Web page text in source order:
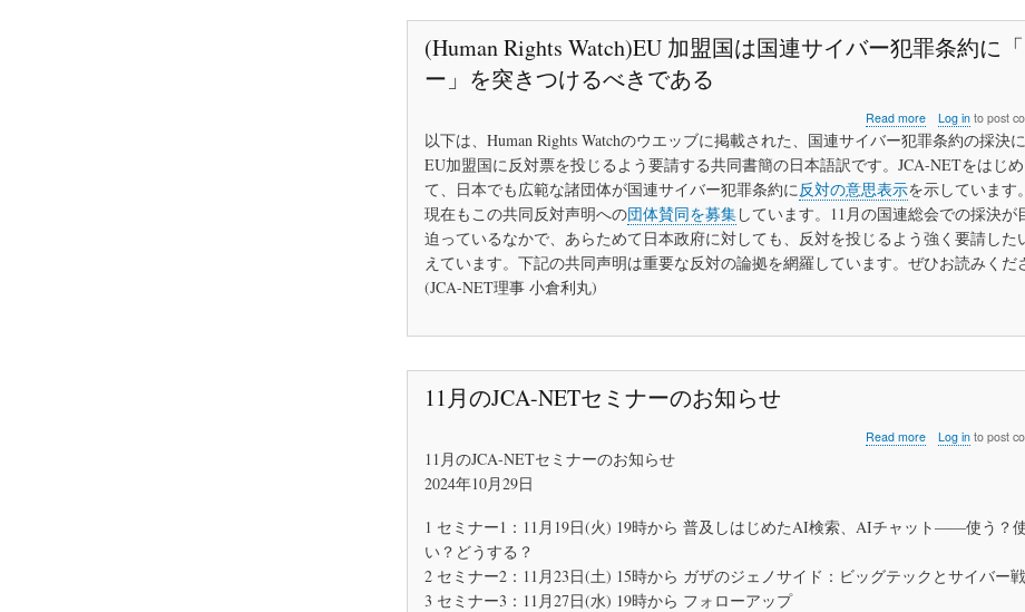
署
名
に
参
加
し
て
く
だ
さ
い
(Human Rights Watch)EU 加盟国は国連サイバー犯罪条約に
ー」を突きつけるべきである
Read more about
(Human
Rights
Watch)EU
加
盟
国
は
国
約
突
つ
け
Log in to post
以下は、Human Rights Watchのウエッブに掲載された、国連サイバー犯罪条約の採決
EU加盟国に反対票を投じるよう要請する共同書簡の日本語訳です。JCA-NETをはじ
て、日本でも広範な諸団体が国連サイバー犯罪条約に反対の意思表示を示しています
現在もこの共同反対声明への団体賛同を募集しています。11月の国連総会での採決が
迫っているなかで、あらためて日本政府に対しても、反対を投じるよう強く要請した
えています。下記の共同声明は重要な反対の論拠を網羅しています。ぜひお読みくだ
(JCA-NET理事 小倉利丸)
11月のJCA-NETセミナーのお知らせ
Read more about
NET
ナ
Log in to post
11月のJCA-NETセミナーのお知らせ
2024年10月29日
1 セミナー1：11月19日(火) 19時から 普及しはじめたAI検索、AIチャット――使う？
い？どうする？
2 セミナー2：11月23日(土) 15時から ガザのジェノサイド：ビッグテックとサイバー
3 セミナー3：11月27日(水) 19時から フォローアップ